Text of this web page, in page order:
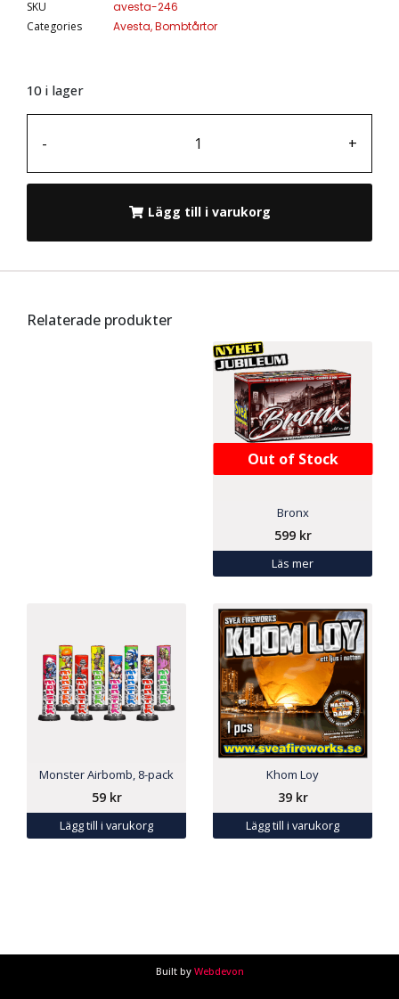
SKU
avesta-246
Categories
Avesta,Bombtårtor
10 i lager
- +
Lägg till i varukorg
Relaterade produkter
Out of Stock
Bronx
599 kr
Läs mer
Monster Airbomb, 8-pack
59 kr
Lägg till i varukorg
Khom Loy
39 kr
Lägg till i varukorg
Built by Webdevon